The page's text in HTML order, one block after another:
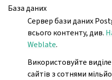
База даних
Сервер бази даних
всього контенту, див.
Weblate.
Використовуйте
сайтів з сотнями